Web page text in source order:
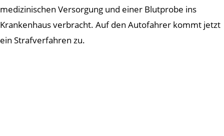
medizinischen Versorgung und einer Blutprobe ins
Krankenhaus verbracht. Auf den Autofahrer kommt jetzt
ein Strafverfahren zu.